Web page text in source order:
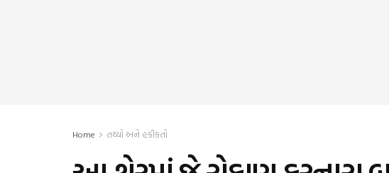
Home તથ્યો અને હકીકતો